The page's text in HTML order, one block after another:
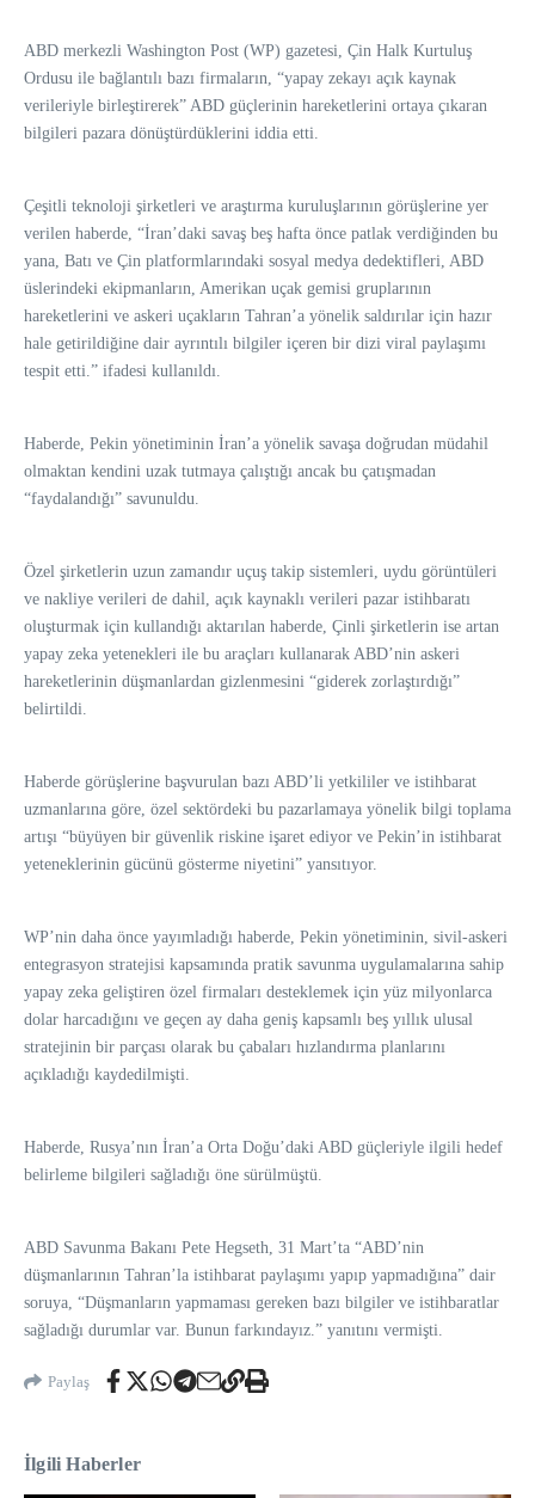
ABD merkezli Washington Post (WP) gazetesi, Çin Halk Kurtuluş
Ordusu ile bağlantılı bazı firmaların, “yapay zekayı açık kaynak
verileriyle birleştirerek” ABD güçlerinin hareketlerini ortaya çıkaran
bilgileri pazara dönüştürdüklerini iddia etti.
Çeşitli teknoloji şirketleri ve araştırma kuruluşlarının görüşlerine yer
verilen haberde, “İran’daki savaş beş hafta önce patlak verdiğinden bu
yana, Batı ve Çin platformlarındaki sosyal medya dedektifleri, ABD
üslerindeki ekipmanların, Amerikan uçak gemisi gruplarının
hareketlerini ve askeri uçakların Tahran’a yönelik saldırılar için hazır
hale getirildiğine dair ayrıntılı bilgiler içeren bir dizi viral paylaşımı
tespit etti.” ifadesi kullanıldı.
Haberde, Pekin yönetiminin İran’a yönelik savaşa doğrudan müdahil
olmaktan kendini uzak tutmaya çalıştığı ancak bu çatışmadan
“faydalandığı” savunuldu.
Özel şirketlerin uzun zamandır uçuş takip sistemleri, uydu görüntüleri
ve nakliye verileri de dahil, açık kaynaklı verileri pazar istihbaratı
oluşturmak için kullandığı aktarılan haberde, Çinli şirketlerin ise artan
yapay zeka yetenekleri ile bu araçları kullanarak ABD’nin askeri
hareketlerinin düşmanlardan gizlenmesini “giderek zorlaştırdığı”
belirtildi.
Haberde görüşlerine başvurulan bazı ABD’li yetkililer ve istihbarat
uzmanlarına göre, özel sektördeki bu pazarlamaya yönelik bilgi toplama
artışı “büyüyen bir güvenlik riskine işaret ediyor ve Pekin’in istihbarat
yeteneklerinin gücünü gösterme niyetini” yansıtıyor.
WP’nin daha önce yayımladığı haberde, Pekin yönetiminin, sivil-askeri
entegrasyon stratejisi kapsamında pratik savunma uygulamalarına sahip
yapay zeka geliştiren özel firmaları desteklemek için yüz milyonlarca
dolar harcadığını ve geçen ay daha geniş kapsamlı beş yıllık ulusal
stratejinin bir parçası olarak bu çabaları hızlandırma planlarını
açıkladığı kaydedilmişti.
Haberde, Rusya’nın İran’a Orta Doğu’daki ABD güçleriyle ilgili hedef
belirleme bilgileri sağladığı öne sürülmüştü.
ABD Savunma Bakanı Pete Hegseth, 31 Mart’ta “ABD’nin
düşmanlarının Tahran’la istihbarat paylaşımı yapıp yapmadığına” dair
soruya, “Düşmanların yapmaması gereken bazı bilgiler ve istihbaratlar
sağladığı durumlar var. Bunun farkındayız.” yanıtını vermişti.
Paylaş
İlgili Haberler